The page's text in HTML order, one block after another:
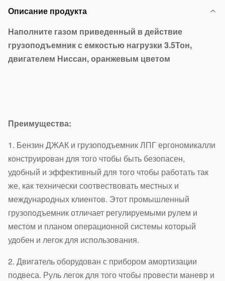
Описание продукта
Наполните газом приведенный в действие
грузоподъемник с емкостью нагрузки 3.5Тон,
двигателем Ниссан, оранжевым цветом
Преимущества:
1. Бензин ДЖАК и грузоподъемник ЛПГ ергономикалли
конструирован для того чтобы быть безопасен,
удобный и эффективный для того чтобы работать так
же, как технически соотвествовать местных и
международных клиентов. Этот промышленный
грузоподъемник отличает регулируемыми рулем и
местом и планом операционной системы который
удобен и легок для использования.
2. Двигатель оборудован с прибором амортизации
подвеса. Руль легок для того чтобы провести маневр и